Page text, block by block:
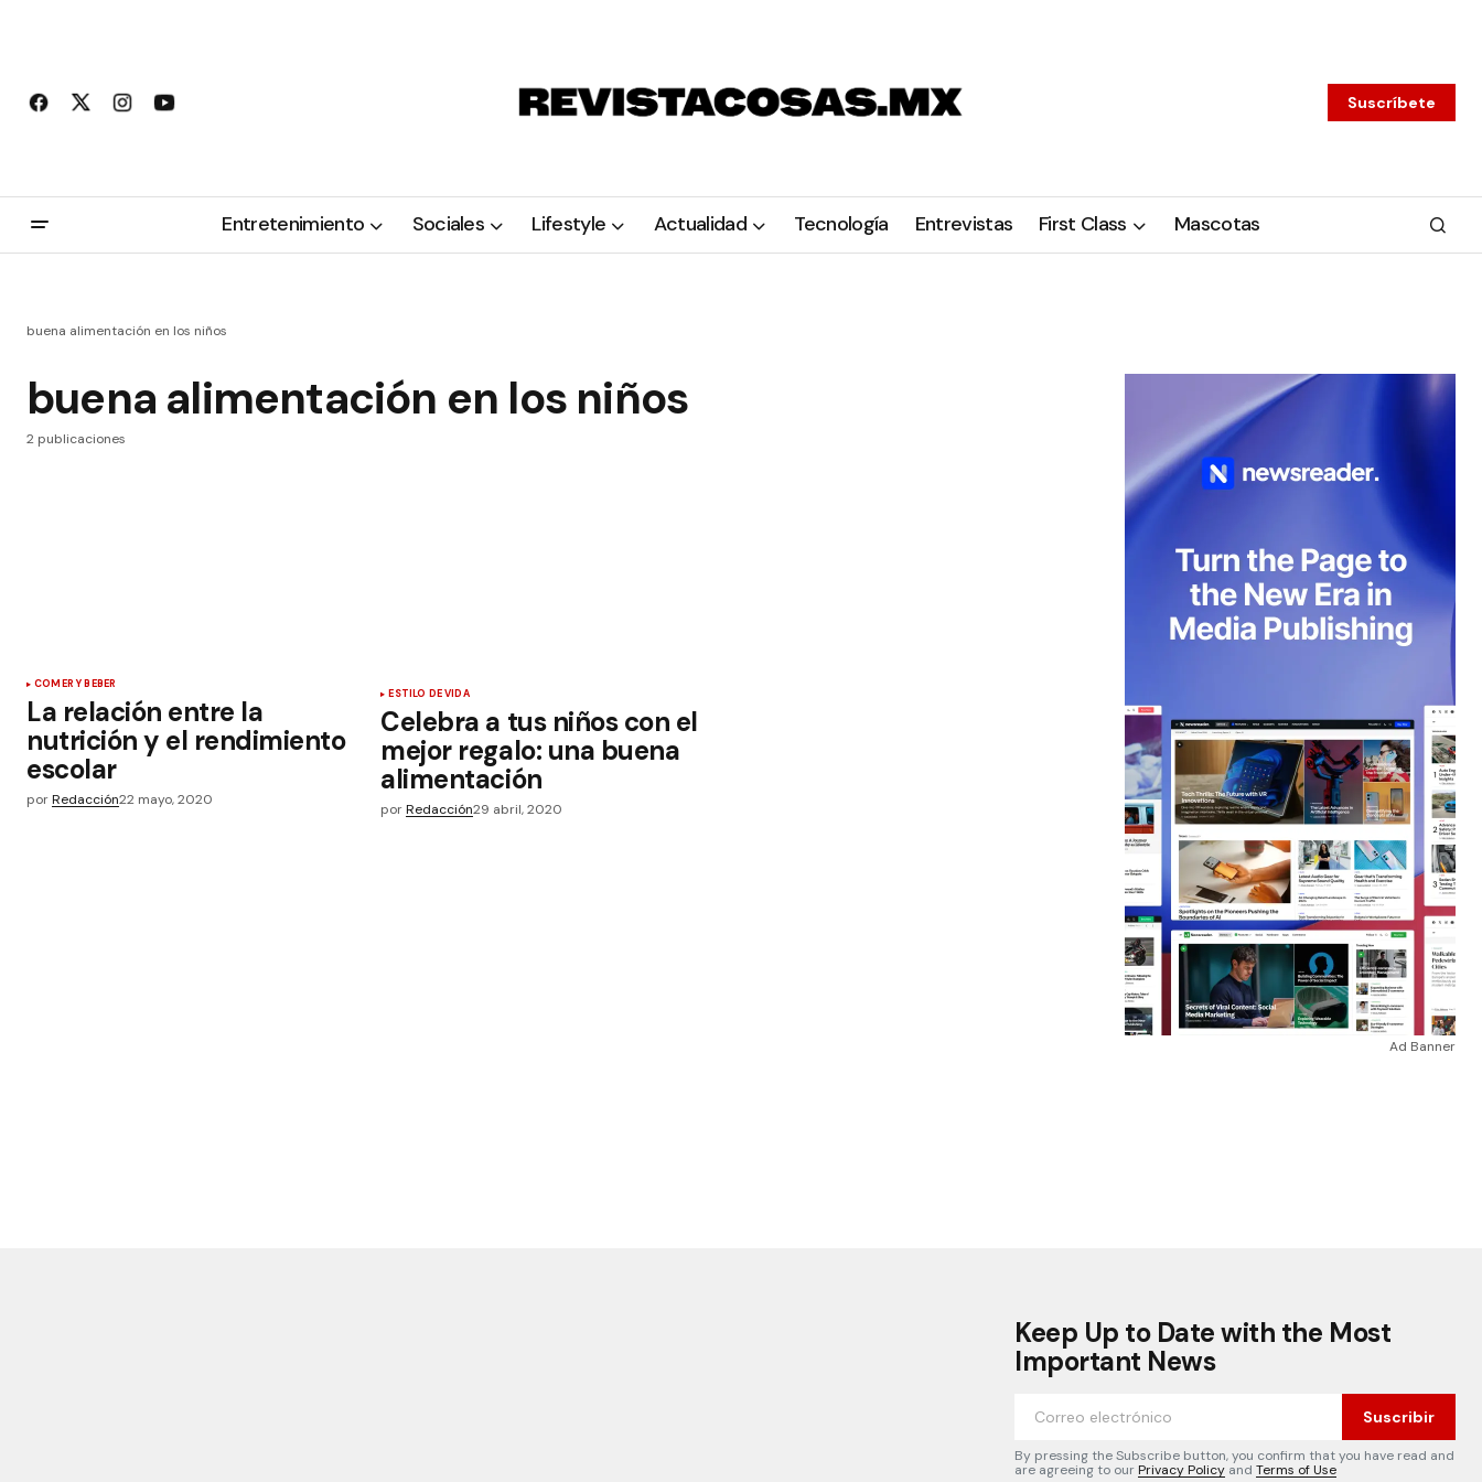
Suscríbete
Entretenimiento Sociales Lifestyle Actualidad Tecnología Entrevistas First Class Mascotas
buena alimentación en los niños
buena alimentación en los niños
2 publicaciones
COMER Y BEBER
La relación entre la
nutrición y el rendimiento
escolar
porRedacción22 mayo, 2020
ESTILO DE VIDA
Celebra a tus niños con el
mejor regalo: una buena
alimentación
por Redacción29 abril, 2020
Ad Banner
Keep Up to Date with the Most
Important News
Suscribir
By pressing the Subscribe button, you confirm that you have read and
are agreeing to ourPrivacy Policy and Terms of Use